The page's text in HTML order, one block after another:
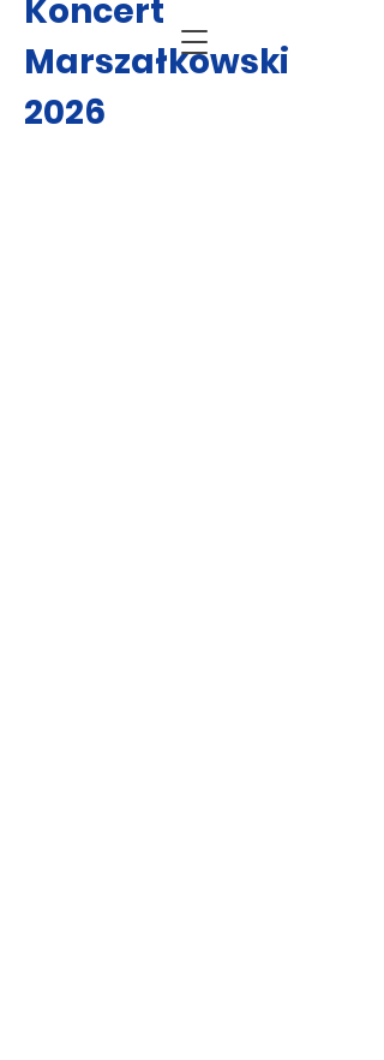
Koncert
Marszałkowski
2026